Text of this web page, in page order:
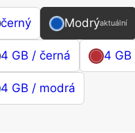
černý Modrýaktuální
4 GB / černá 4
4 GB / modrá